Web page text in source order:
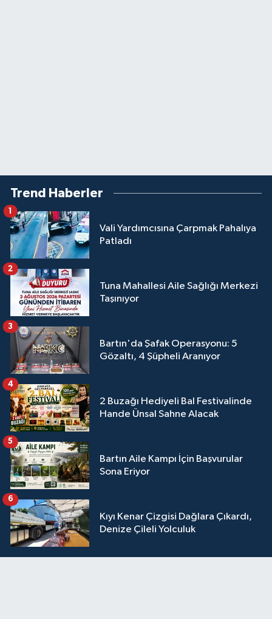
Trend Haberler
Vali Yardımcısına Çarpmak Pahalıya
Patladı
1
Tuna Mahallesi Aile Sağlığı Merkezi
Taşınıyor
2
Bartın'da Şafak Operasyonu: 5
Gözaltı, 4 Şüpheli Aranıyor
3
2 Buzağı Hediyeli Bal Festivalinde
Hande Ünsal Sahne Alacak
4
Bartın Aile Kampı İçin Başvurular
Sona Eriyor
5
Kıyı Kenar Çizgisi Dağlara Çıkardı,
Denize Çileli Yolculuk
6